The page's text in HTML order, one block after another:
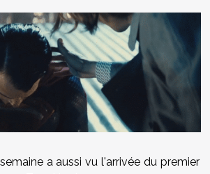
a aussi vu l'arrivée du premier